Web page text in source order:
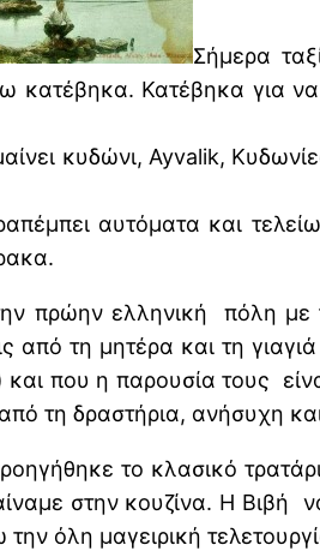
Σήμερα
κατέβηκα. Κατέβηκα για
κυδώνι, Ayvalik,
αυτόματα και
πρώην ελληνική πόλη
από τη μητέρα και τη
που η παρουσία τους
τη δραστήρια, ανήσυχη
το κλασικό
στην κουζίνα. Η Βιβή
όλη μαγειρική